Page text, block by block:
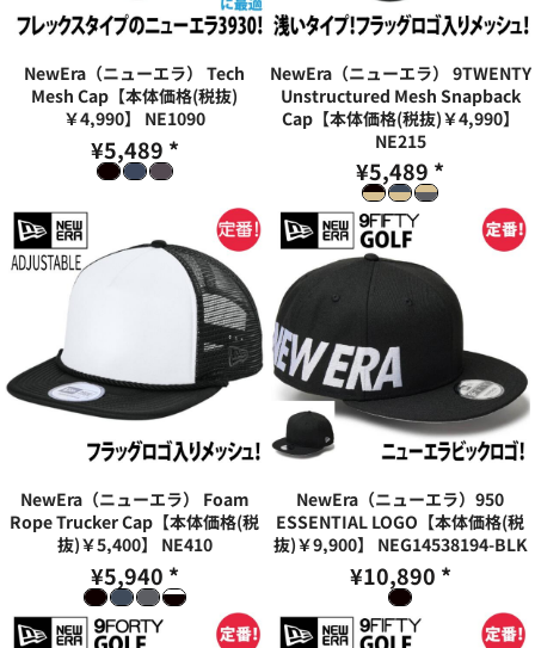
NewEra（ニューエラ） Tech
Mesh Cap【本体価格(税抜)
￥4,990】
NE1090
¥5,489 *
NewEra（ニューエラ） 9TWENTY
Unstructured Mesh Snapback
Cap【本体価格(税抜)￥4,990】
NE215
¥5,489 *
NewEra（ニューエラ） Foam
Rope Trucker Cap【本体価格(税
抜)￥5,400】
NE410
¥5,940 *
NewEra（ニューエラ）950
ESSENTIAL LOGO【本体価格(税
抜)￥9,900】
NEG14538194-BLK
¥10,890 *